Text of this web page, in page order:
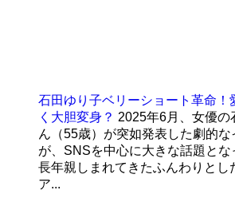
石田ゆり子ベリーショート革命！
く大胆変身？ 2025年6月、女優の
ん（55歳）が突如発表した劇的な
が、SNSを中心に大きな話題とな
長年親しまれてきたふんわりとし
ア...